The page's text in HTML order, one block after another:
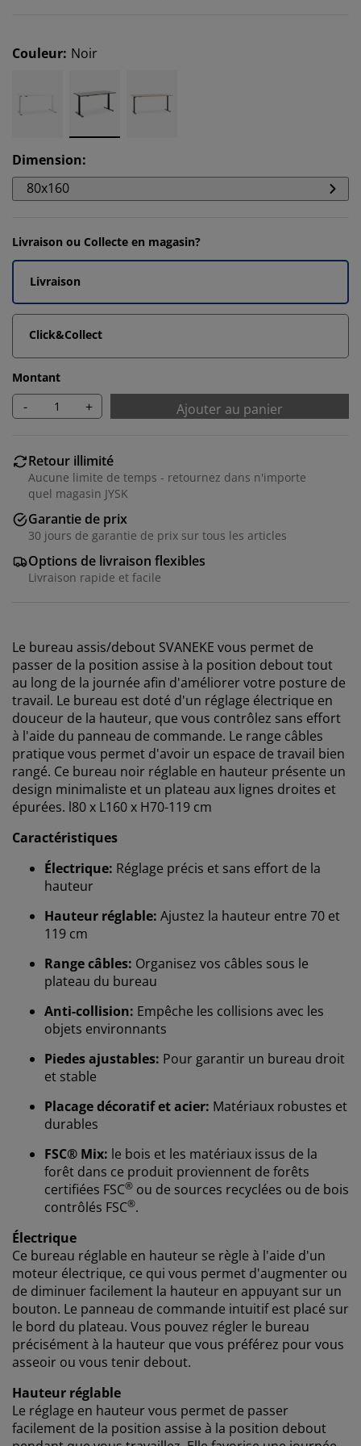
Couleur: Noir
Dimension:
80x160
Livraison ou Collecte en magasin?
Livraison
Click&Collect
Montant
- + Ajouter au panier
Retour illimité
Aucune limite de temps - retournez dans n'importe
quel magasin JYSK
Garantie de prix
30 jours de garantie de prix sur tous les articles
Options de livraison flexibles
Livraison rapide et facile
Le bureau assis/debout SVANEKE vous permet de
passer de la position assise à la position debout tout
au long de la journée afin d'améliorer votre posture de
travail. Le bureau est doté d'un réglage électrique en
douceur de la hauteur, que vous contrôlez sans effort
à l'aide du panneau de commande. Le range câbles
pratique vous permet d'avoir un espace de travail bien
rangé. Ce bureau noir réglable en hauteur présente un
design minimaliste et un plateau aux lignes droites et
épurées. l80 x L160 x H70-119 cm
Caractéristiques
Électrique: Réglage précis et sans effort de la
hauteur
Hauteur réglable: Ajustez la hauteur entre 70 et
119 cm
Range câbles: Organisez vos câbles sous le
plateau du bureau
Anti-collision: Empêche les collisions avec les
objets environnants
Piedes ajustables: Pour garantir un bureau droit
et stable
Placage décoratif et acier: Matériaux robustes et
durables
FSC® Mix: le bois et les matériaux issus de la
forêt dans ce produit proviennent de forêts
certifiées FSC® ou de sources recyclées ou de bois
contrôlés FSC®.
Électrique
Ce bureau réglable en hauteur se règle à l'aide d'un
moteur électrique, ce qui vous permet d'augmenter ou
de diminuer facilement la hauteur en appuyant sur un
bouton. Le panneau de commande intuitif est placé sur
le bord du plateau. Vous pouvez régler le bureau
précisément à la hauteur que vous préférez pour vous
asseoir ou vous tenir debout.
Hauteur réglable
Le réglage en hauteur vous permet de passer
facilement de la position assise à la position debout
Nous personnalisons votre expérience
identifiants mobiles pour vous garantir une bonne
expérience lorsque vous visitez notre site web. Les
afin de garantir le bon fonctionnement du site, de
générer des statistiques et de vous proposer des
publicités pertinentes. Lorsque vous acceptez les
cookies marketing, nous partageons vos données de
navigation avec nos partenaires marketing (par
exemple Google, Meta et TikTok) afin de vous proposer
des publicités personnalisées et statiques. Vous
pouvez en savoir plus sur les finalités de ces cookies
dans la section « Modifier » et choisir de retirer votre
consentement en cliquant sur l'icône des cookies. En
cliquant sur « Accepter tout », vous acceptez les trois
finalités. En savoir plus surnotre collecte et notre
traitement des données personnelleset notre
politique relative aux cookies.